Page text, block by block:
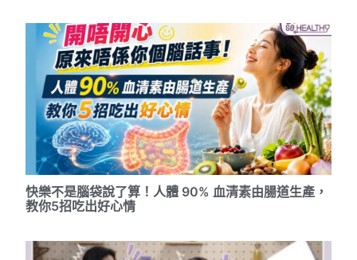
快樂不是腦袋說了算！人體 90% 血清素由腸道生產，
教你5招吃出好心情